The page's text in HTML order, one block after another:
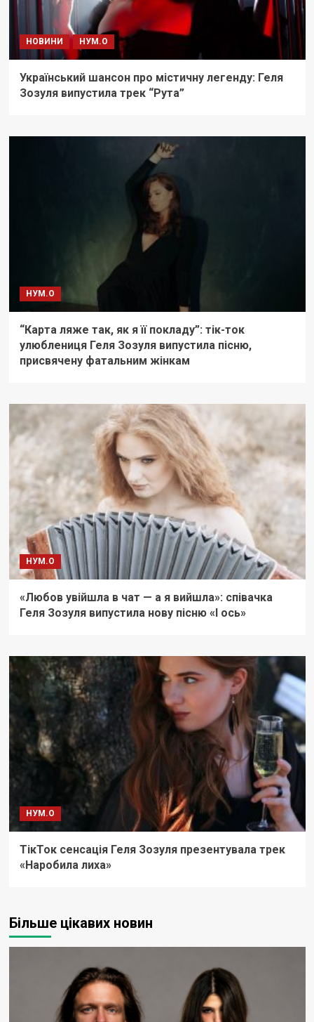
НОВИНИ НУМ.О
Український шансон про містичну легенду: Геля
Зозуля випустила трек “Рута”
НУМ.О
“Карта ляже так, як я її покладу”: тік-ток
улюблениця Геля Зозуля випустила пісню,
присвячену фатальним жінкам
НУМ.О
«Любов увійшла в чат — а я вийшла»: співачка
Геля Зозуля випустила нову пісню «І ось»
НУМ.О
ТікТок сенсація Геля Зозуля презентувала трек
«Наробила лиха»
Більше цікавих новин